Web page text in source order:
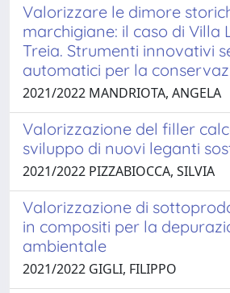
Valorizzare le dimore
marchigiane: il caso di Villa
Treia. Strumenti innovativi
automatici per la
2021/2022 MANDRIOTA, ANGELA
Valorizzazione del filler
sviluppo di nuovi leganti
2021/2022 PIZZABIOCCA, SILVIA
Valorizzazione di
in compositi per la
ambientale
2021/2022 GIGLI, FILIPPO